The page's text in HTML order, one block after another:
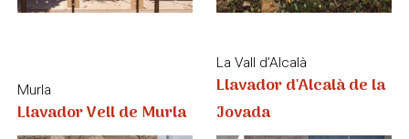
Ondara
Llavador d'Ondara
La Vall d’Alcalà
Llavador de Beniaia